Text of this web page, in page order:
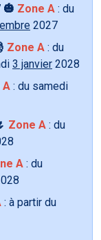
🎃 Zone A : du
2027
Zone A : du
3 janvier 2028
A : du samedi
Zone A : du
A : du
: à partir du